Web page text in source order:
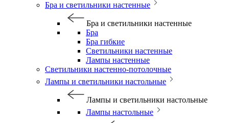
Бра и светильники настенные
Бра и светильники настенные
Бра
Бра гибкие
Светильники настенные
Лампы настенные
Светильники настенно-потолочные
Лампы и светильники настольные
Лампы и светильники настольные
Лампы настольные